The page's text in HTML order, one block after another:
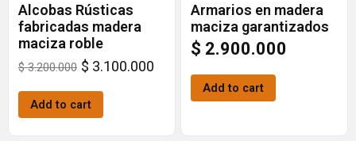
Alcobas Rústicas
fabricadas madera
maciza roble
$3.200.000
was:
$ 3.200.000.
$ 3.100.000
$ 3.100.000.
Add to cart
Armarios en madera
maciza garantizados
$ 2.900.000
Add to cart